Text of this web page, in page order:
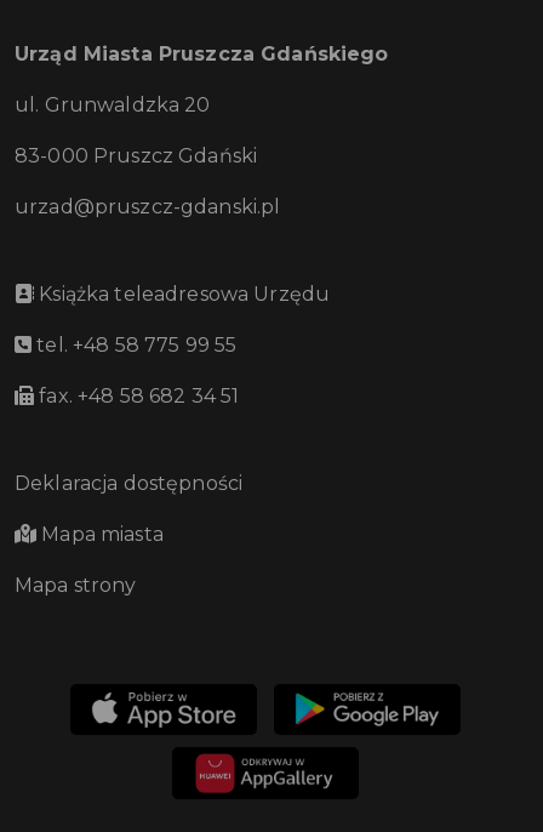
Urząd Miasta Pruszcza Gdańskiego
ul. Grunwaldzka 20
83-000 Pruszcz Gdański
urzad@pruszcz-gdanski.pl
Książka teleadresowa Urzędu
tel. +48 58 775 99 55
fax. +48 58 682 34 51
Deklaracja dostępności
Mapa miasta
Mapa strony